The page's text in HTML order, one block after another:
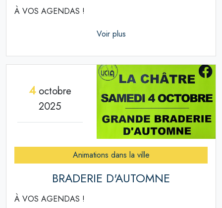
À VOS AGENDAS !
Voir plus
4octobre
2025
Animations dans la ville
BRADERIE D'AUTOMNE
À VOS AGENDAS !